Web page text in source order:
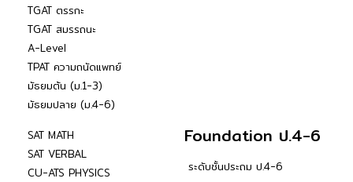
TGAT ตรรกะ
TGAT สมรรถนะ
A-Level
TPAT ความถนัดแพทย์
มัธยมต้น (ม.1-3)
มัธยมปลาย (ม.4-6)
SAT MATH
SAT VERBAL
CU-ATS PHYSICS
Foundation ป.4-6
ระดับชั้นประถม ป.4-6